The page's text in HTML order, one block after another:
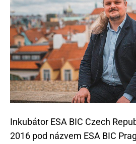
Inkubátor ESA BIC Czech
2016 pod názvem ESA BIC